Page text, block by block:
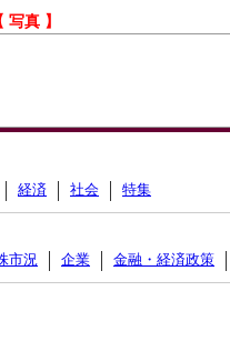
写真 】
経済 社会 特集
市況 企業 金融・経済政策